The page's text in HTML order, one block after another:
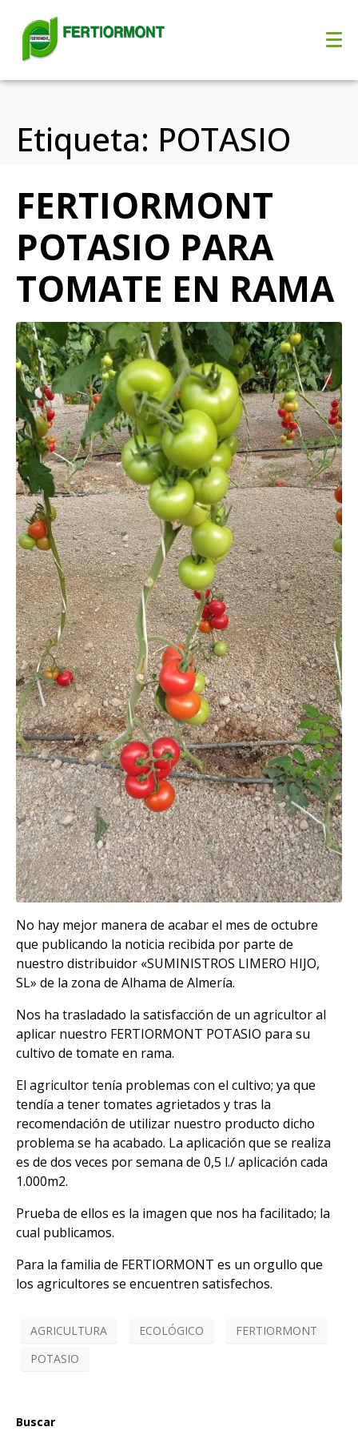
Etiqueta: POTASIO
FERTIORMONT
POTASIO PARA
TOMATE EN RAMA
No hay mejor manera de acabar el mes de octubre
que publicando la noticia recibida por parte de
nuestro distribuidor «SUMINISTROS LIMERO HIJO,
SL» de la zona de Alhama de Almería.
Nos ha trasladado la satisfacción de un agricultor al
aplicar nuestro FERTIORMONT POTASIO para su
cultivo de tomate en rama.
El agricultor tenía problemas con el cultivo; ya que
tendía a tener tomates agrietados y tras la
recomendación de utilizar nuestro producto dicho
problema se ha acabado. La aplicación que se realiza
es de dos veces por semana de 0,5 l./ aplicación cada
1.000m2.
Prueba de ellos es la imagen que nos ha facilitado; la
cual publicamos.
Para la familia de FERTIORMONT es un orgullo que
los agricultores se encuentren satisfechos.
AGRICULTURA ECOLÓGICO
FERTIORMONT
POTASIO
Buscar